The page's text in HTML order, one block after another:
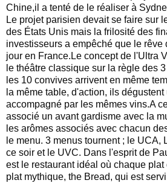
Chine,il a tenté de le réaliser à
Le projet parisien devait se faire sur
des États Unis mais la frilosité des
investisseurs a empêché que le rêve
jour en France.Le concept de l'Ultra
le théâtre classique sur la règle des
les 10 convives arrivent en même
la même table, d'action, ils
accompagné par les mêmes vins.A
associé un avant gardisme avec la
les arômes associés avec chacun
le menu. 3 menus tournent ; le UCA,
ce soir et le UVC. Dans l'esprit de
est le restaurant idéal où chaque
plat mythique, the Bread, qui est